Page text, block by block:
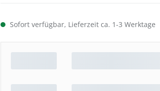
Sofort verfügbar, Lieferzeit ca. 1-3 Werktage